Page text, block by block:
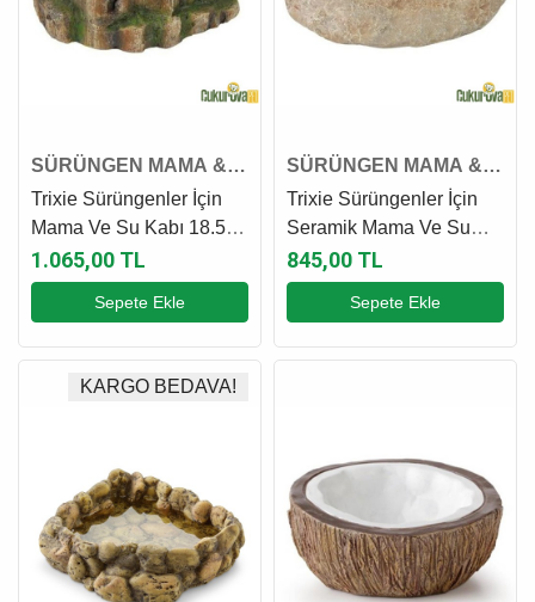
SÜRÜNGEN MAMA &
SU KABI
Trixie Sürüngenler İçin
Mama Ve Su Kabı 18.5 x
4.5 x 17 Cm
1.065,00 TL
Sepete Ekle
SÜRÜNGEN MAMA &
SU KABI
Trixie Sürüngenler İçin
Seramik Mama Ve Su
Kabı 15 x 3.5 x 12 Cm
845,00 TL
Sepete Ekle
KARGO BEDAVA!